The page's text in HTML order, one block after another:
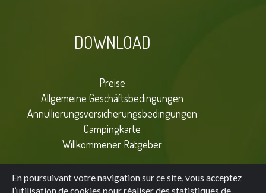
En poursuivant votre navigation sur ce site, vous acceptez
l’utilisation de cookies pour réaliser des statistiques de
DOWNLOAD
Preise
Allgemeine Geschäftsbedingungen
Annullierungsversicherungsbedingungen
Campingkarte
Willkommener Ratgeber